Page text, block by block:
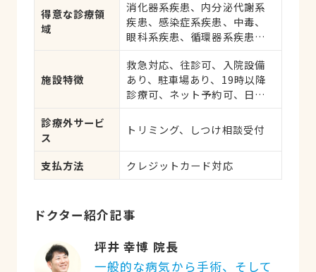
応、健康診断、各種検査、外
科手術
得意な診療領
域
消化器系疾患、内分泌代謝系
疾患、感染症系疾患、中毒、
眼科系疾患、循環器系疾患、
液・免疫系疾患、耳系疾患、
寄生虫、皮膚系疾患、呼吸器
系疾患、腎・泌尿器系疾患、
腫瘍・がん、アレルギー、歯
と口腔系疾患、けが・その他
施設特徴
救急対応、往診可、入院設備
あり、駐車場あり、19時以降
診療可、ネット予約可、日曜
診療外サービ
ス
トリミング、しつけ相談受付
支払方法 クレジットカード対応
ドクター紹介記事
坪井 幸博 院長
一般的な病気から手術、そして